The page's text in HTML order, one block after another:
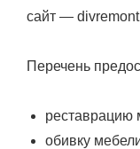
сайт —
Перечень
реставрацию
обивку